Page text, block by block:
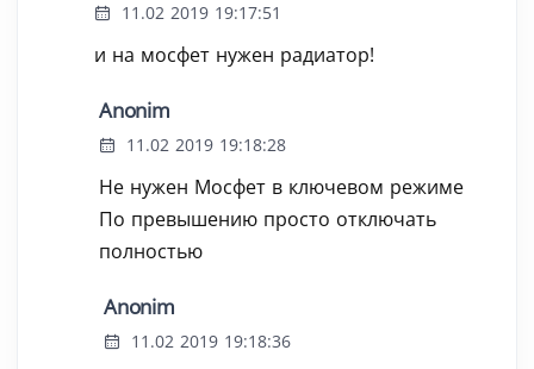
11.02 2019 19:17:51
и на мосфет нужен радиатор!
Anonim
11.02 2019 19:18:28
Не нужен Мосфет в ключевом режиме
По превышению просто отключать
полностью
Anonim
11.02 2019 19:18:36